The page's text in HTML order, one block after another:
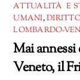
ATTUALITÀ E
UMANI,
LOMBARDO-
Mai
Veneto, il